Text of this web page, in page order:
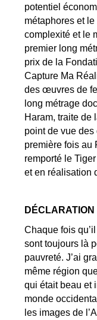
potentiel
métaphores et
complexité et le
premier long
prix de la
Capture Ma
des œuvres de
long métrage
Haram, traite de
point de vue des
première fois au
remporté le
et en réalisation
Chaque fois
sont toujours là
pauvreté. J’ai
même région
qui était beau et
monde
les images de